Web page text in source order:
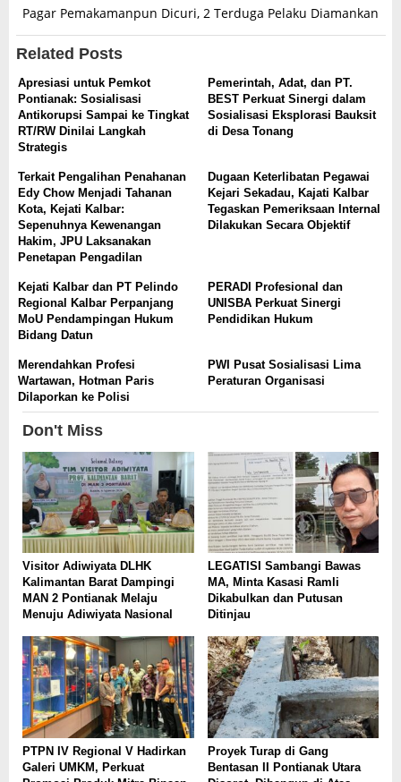
Pagar Pemakamanpun Dicuri, 2 Terduga Pelaku Diamankan
Related Posts
Apresiasi untuk Pemkot
Pontianak: Sosialisasi
Antikorupsi Sampai ke Tingkat
RT/RW Dinilai Langkah
Strategis
Pemerintah, Adat, dan PT.
BEST Perkuat Sinergi dalam
Sosialisasi Eksplorasi Bauksit
di Desa Tonang
Terkait Pengalihan Penahanan
Edy Chow Menjadi Tahanan
Kota, Kejati Kalbar:
Sepenuhnya Kewenangan
Hakim, JPU Laksanakan
Penetapan Pengadilan
Dugaan Keterlibatan Pegawai
Kejari Sekadau, Kajati Kalbar
Tegaskan Pemeriksaan Internal
Dilakukan Secara Objektif
Kejati Kalbar dan PT Pelindo
Regional Kalbar Perpanjang
MoU Pendampingan Hukum
Bidang Datun
PERADI Profesional dan
UNISBA Perkuat Sinergi
Pendidikan Hukum
Merendahkan Profesi
Wartawan, Hotman Paris
Dilaporkan ke Polisi
PWI Pusat Sosialisasi Lima
Peraturan Organisasi
Don't Miss
Visitor Adiwiyata DLHK
Kalimantan Barat Dampingi
MAN 2 Pontianak Melaju
Menuju Adiwiyata Nasional
LEGATISI Sambangi Bawas
MA, Minta Kasasi Ramli
Dikabulkan dan Putusan
Ditinjau
PTPN IV Regional V Hadirkan
Galeri UMKM, Perkuat
Proyek Turap di Gang
Bentasan II Pontianak Utara